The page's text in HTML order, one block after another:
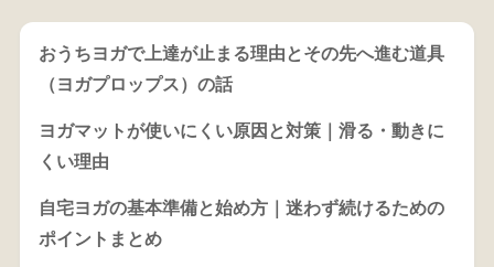
おうちヨガで上達が止まる理由とその先へ進む道具
（ヨガプロップス）の話
ヨガマットが使いにくい原因と対策｜滑る・動きに
くい理由
自宅ヨガの基本準備と始め方｜迷わず続けるための
ポイントまとめ